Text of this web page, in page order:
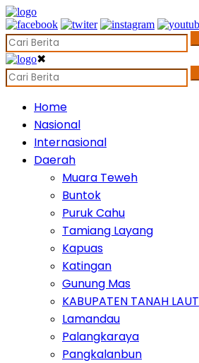
✖
Home
Nasional
Internasional
Daerah
Muara Teweh
Buntok
Puruk Cahu
Tamiang Layang
Kapuas
Katingan
Gunung Mas
KABUPATEN TANAH LAUT
Lamandau
Palangkaraya
Pangkalanbun